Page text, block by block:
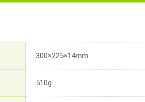
300×225×14mm
510g